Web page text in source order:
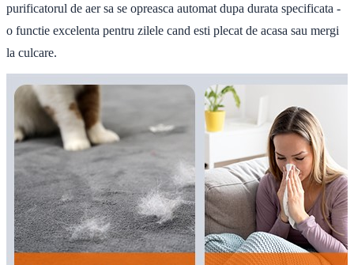
purificatorul de aer sa se opreasca automat dupa durata specificata -
o functie excelenta pentru zilele cand esti plecat de acasa sau mergi
la culcare.